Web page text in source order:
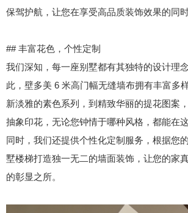
保驾护航，让您在享受高品质装饰效果的同
## 丰富花色，个性定制
我们深知，每一座别墅都有其独特的设计理
此，壁多美 6 米高门幅无缝墙布拥有丰富多
新淡雅的素色系列，到精致华丽的提花图案
抽象印花，无论您钟情于哪种风格，都能在
同时，我们还提供个性化定制服务，根据您
墅楼梯打造独一无二的墙面装饰，让您的家
的彰显之所。